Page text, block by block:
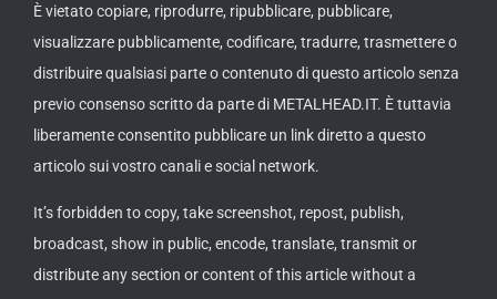
È vietato copiare, riprodurre, ripubblicare, pubblicare,
visualizzare pubblicamente, codificare, tradurre, trasmettere o
distribuire qualsiasi parte o contenuto di questo articolo senza
previo consenso scritto da parte di METALHEAD.IT. È tuttavia
liberamente consentito pubblicare un link diretto a questo
articolo sui vostro canali e social network.
It’s forbidden to copy, take screenshot, repost, publish,
broadcast, show in public, encode, translate, transmit or
distribute any section or content of this article without a